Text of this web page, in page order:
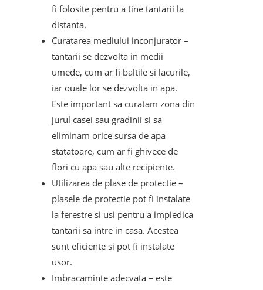
fi folosite pentru a tine tantarii la
distanta.
Curatarea mediului inconjurator –
tantarii se dezvolta in medii
umede, cum ar fi baltile si lacurile,
iar ouale lor se dezvolta in apa.
Este important sa curatam zona din
jurul casei sau gradinii si sa
eliminam orice sursa de apa
statatoare, cum ar fi ghivece de
flori cu apa sau alte recipiente.
Utilizarea de plase de protectie –
plasele de protectie pot fi instalate
la ferestre si usi pentru a impiedica
tantarii sa intre in casa. Acestea
sunt eficiente si pot fi instalate
usor.
Imbracaminte adecvata – este